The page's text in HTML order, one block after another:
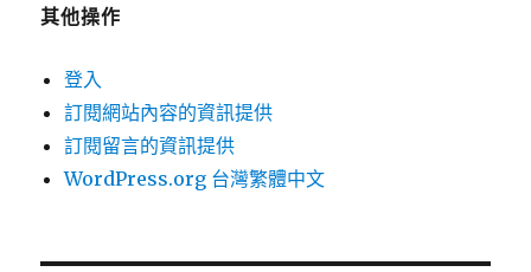
其他操作
登入
訂閱網站內容的資訊提供
訂閱留言的資訊提供
WordPress.org 台灣繁體中文